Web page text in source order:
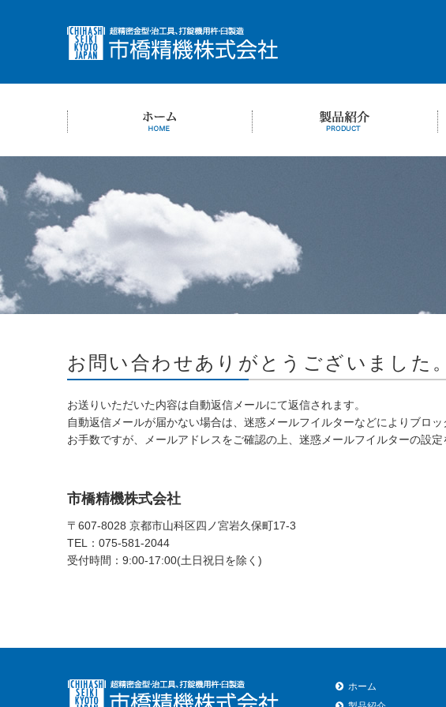
お問い合わせありがとうございました。
お送りいただいた内容は自動返信メールにて返信されます。
自動返信メールが届かない場合は、迷惑メールフイルターなどによりブロ
お手数ですが、メールアドレスをご確認の上、迷惑メールフイルターの設
市橋精機株式会社
〒607-8028 京都市山科区四ノ宮岩久保町17-3
TEL：075-581-2044
受付時間：9:00-17:00(土日祝日を除く)
ホーム